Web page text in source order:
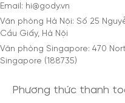
Email: hi@gody.vn
Văn phòng Hà Nội: Số 25
Cầu Giấy, Hà Nội
Văn phòng Singapore: 470
Singapore (188735)
Phương thức thanh